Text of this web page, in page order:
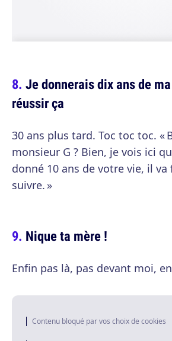
Je donnerais dix ans de
réussir ça
30 ans plus tard. Toc toc toc. «
monsieur G ? Bien, je vois ici
donné 10 ans de votre vie, il
suivre. »
Nique ta mère !
Enfin pas là, pas devant moi,
Contenu bloqué par vos choix de cookies